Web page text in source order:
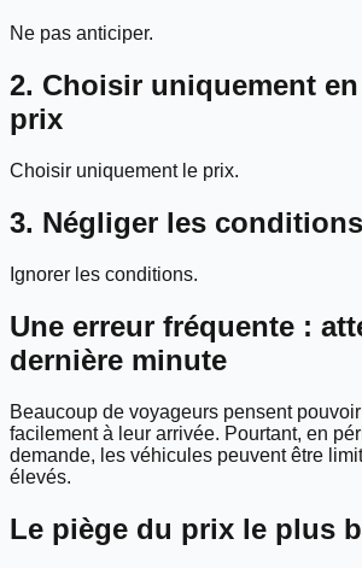
Ne pas anticiper.
2. Choisir uniquement
prix
Choisir uniquement le prix.
3. Négliger les
Ignorer les conditions.
Une erreur fréquente :
dernière minute
Beaucoup de voyageurs pensent
facilement à leur arrivée. Pourtant, en
demande, les véhicules peuvent être
élevés.
Le piège du prix le plus